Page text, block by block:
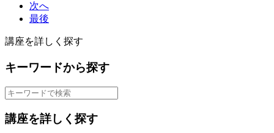
次へ
最後
講座を詳しく探す
キーワードから探す
講座を詳しく探す